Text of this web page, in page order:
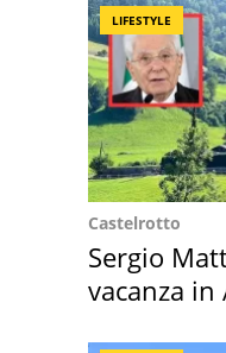
LIFESTYLE
Castelrotto
Sergio
vacanza in